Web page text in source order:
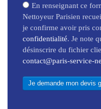
En renseignant ce
Nettoyeur Parisien
je confirme avoir pris
confidentialité. Je note
désinscrire du fichier
contact@paris-service-
Je demande mon devis